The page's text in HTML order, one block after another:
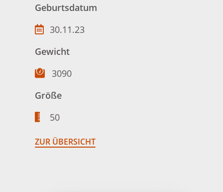
Geburtsdatum
30.11.23
Gewicht
3090
Größe
50
ZUR ÜBERSICHT